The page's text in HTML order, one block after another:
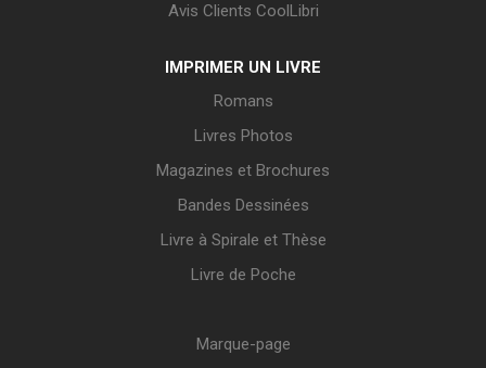
Avis Clients CoolLibri
IMPRIMER UN LIVRE
Romans
Livres Photos
Magazines et Brochures
Bandes Dessinées
Livre à Spirale et Thèse
Livre de Poche
Marque-page